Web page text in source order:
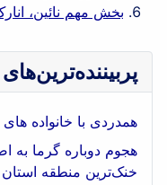
بخش مهم نائین،
پربیننده‌ترین‌های 7 روز
همدردی با خانواده
هجوم دوباره گرما به
خنک‌ترین منطقه